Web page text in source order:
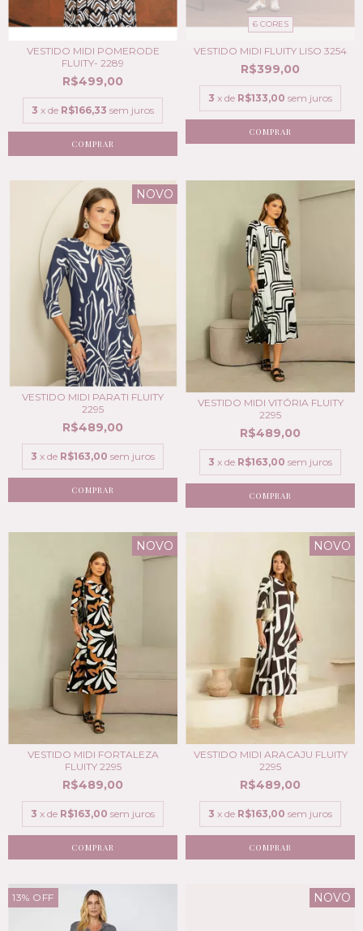
VESTIDO MIDI POMERODE
FLUITY- 2289
R$499,00
3 x de R$166,33 sem juros
COMPRAR
6 CORES
VESTIDO MIDI FLUITY LISO 3254
R$399,00
3 x de R$133,00 sem juros
COMPRAR
NOVO
VESTIDO MIDI PARATI FLUITY
2295
R$489,00
3 x de R$163,00 sem juros
COMPRAR
VESTIDO MIDI VITÓRIA FLUITY
2295
R$489,00
3 x de R$163,00 sem juros
COMPRAR
NOVO
VESTIDO MIDI FORTALEZA
FLUITY 2295
R$489,00
3 x de R$163,00 sem juros
COMPRAR
NOVO
VESTIDO MIDI ARACAJU FLUITY
2295
R$489,00
3 x de R$163,00 sem juros
COMPRAR
13% OFF NOVO